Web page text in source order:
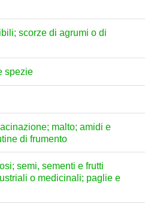
scorze di agrumi o di
spezie
malto; amidi e
di frumento
semi, sementi e frutti
o medicinali; paglie e